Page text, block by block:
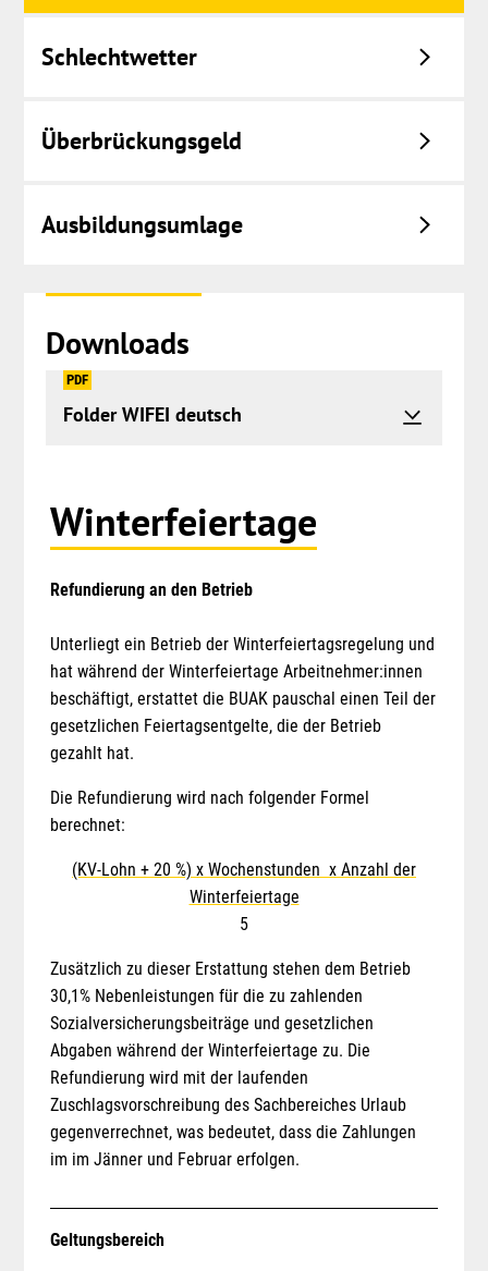
zum
MenüWinterfeiertage
Refundierung an den Betrieb
Unterliegt ein Betrieb der Winterfeiertagsregelung und
hat während der Winterfeiertage Arbeitnehmer:innen
beschäftigt, erstattet die BUAK pauschal einen Teil der
gesetzlichen Feiertagsentgelte, die der Betrieb
gezahlt hat.
Die Refundierung wird nach folgender Formel
berechnet:
(KV-Lohn + 20 %) x Wochenstunden x Anzahl der
Winterfeiertage
5
Zusätzlich zu dieser Erstattung stehen dem Betrieb
30,1% Nebenleistungen für die zu zahlenden
Sozialversicherungsbeiträge und gesetzlichen
Abgaben während der Winterfeiertage zu. Die
Refundierung wird mit der laufenden
Zuschlagsvorschreibung des Sachbereiches Urlaub
gegenverrechnet, was bedeutet, dass die Zahlungen
im im Jänner und Februar erfolgen.
Geltungsbereich
Schlechtwetter
Überbrückungsgeld
Ausbildungsumlage
Downloads
PDF
Folder WIFEI deutsch